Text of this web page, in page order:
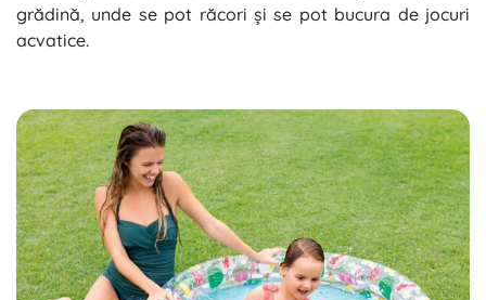
grădină, unde se pot răcori și se pot bucura de jocuri
acvatice.